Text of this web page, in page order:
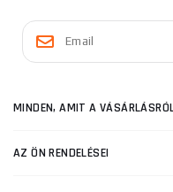
MINDEN, AMIT A
AZ ÖN RENDELÉSEI